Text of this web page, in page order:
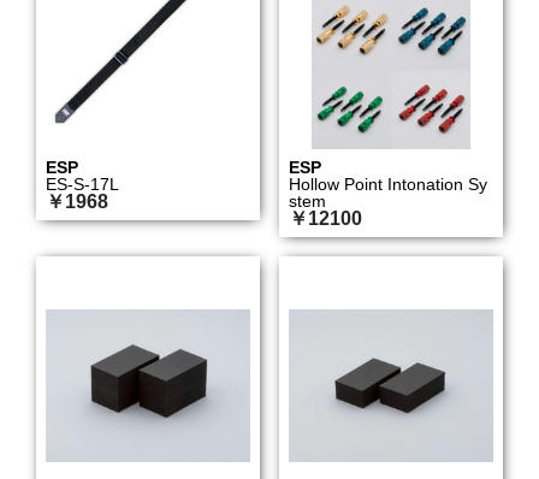
ESP
ES-S-17L
￥1968
ESP
Hollow Point Intonation Sy
stem
￥12100